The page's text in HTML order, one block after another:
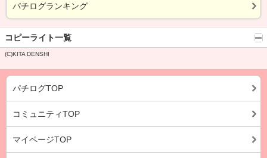
パチログランキング
コピーライト一覧
(C)KITA DENSHI
パチログTOP
コミュニティTOP
マイページTOP